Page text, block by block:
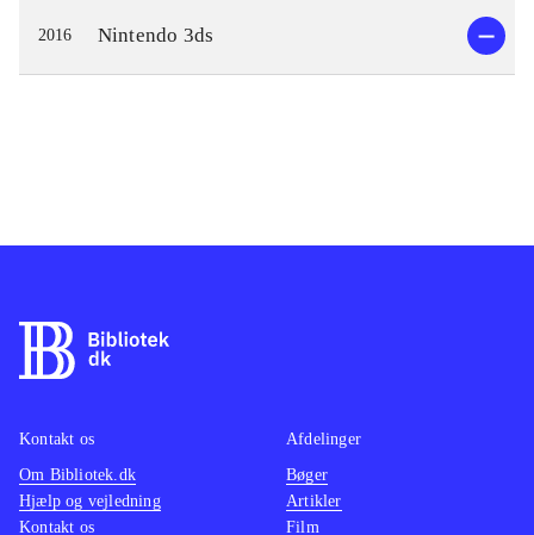
2016 Nintendo 3ds
Kontakt os
Om Bibliotek.dk
Hjælp og vejledning
Kontakt os
Afdelinger
Bøger
Artikler
Film